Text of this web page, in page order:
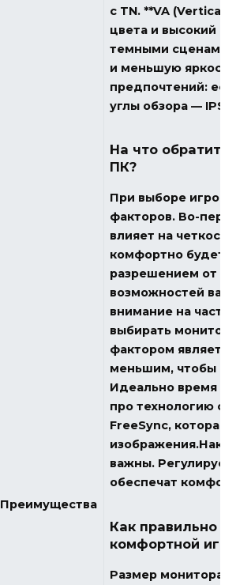
Преимущества
с TN. **VA (Vertical
цвета и высокий
темными сценами,
и меньшую
предпочтений:
углы обзора — IPS,
На что
ПК?
При выборе
факторов. Во-
влияет на
комфортно будет
разрешением от
возможностей
внимание на
выбирать
фактором
меньшим, чтобы
Идеально время
про технологию
FreeSync, которая
важны.
обеспечат
Как правильно
комфортной
Размер монитора